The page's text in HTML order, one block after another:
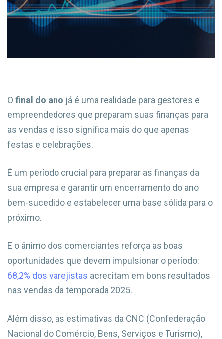
O final do ano já é uma realidade para gestores e
empreendedores que preparam suas finanças para
as vendas e isso significa mais do que apenas
festas e celebrações.
É um período crucial para preparar as finanças da
sua empresa e garantir um encerramento do ano
bem-sucedido e estabelecer uma base sólida para o
próximo.
E o ânimo dos comerciantes reforça as boas
oportunidades que devem impulsionar o período:
68,2% dos varejistas acreditam em bons resultados
nas vendas da temporada 2025.
Além disso, as estimativas da CNC (Confederação
Nacional do Comércio, Bens, Serviços e Turismo),